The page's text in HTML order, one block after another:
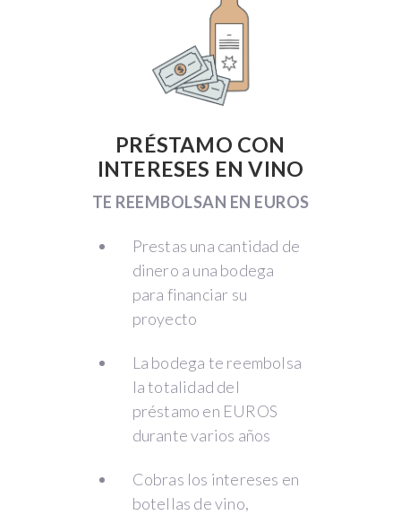
PRÉSTAMO CON
INTERESES EN VINO
TE REEMBOLSAN EN EUROS
Prestas una cantidad de
dinero a una bodega
para financiar su
proyecto
La bodega te reembolsa
la totalidad del
préstamo en EUROS
durante varios años
Cobras los intereses en
botellas de vino,